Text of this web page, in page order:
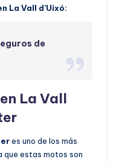
La Vall d’Uixó:
de
La Vall
es uno de los más
que estas motos son